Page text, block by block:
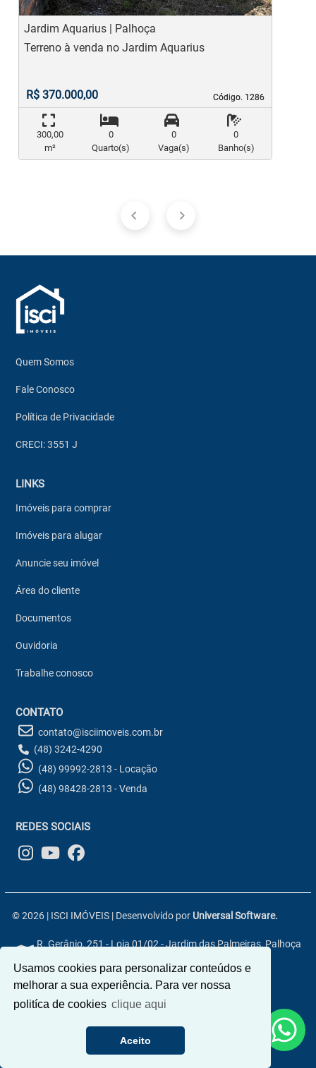
Usamos cookies para personalizar conteúdos e
melhorar a sua experiência. Para ver nossa
politíca de cookies clique aqui
Aceito
Jardim Aquarius | Palhoça
Código. 1286
Código. 1286
Terreno à venda no Jardim Aquarius
R$ 370.000,00
300,00
m²
0
Quarto(s)
0
Vaga(s)
0
Banho(s)
Quem Somos
Fale Conosco
Política de Privacidade
CRECI: 3551 J
LINKS
Imóveis para comprar
Imóveis para alugar
Anuncie seu imóvel
Área do cliente
Documentos
Ouvidoria
Trabalhe conosco
CONTATO
contato@isciimoveis.com.br
(48) 3242-4290
(48) 99992-2813 - Locação
(48) 98428-2813 - Venda
REDES SOCIAIS
© 2026 | ISCI IMÓVEIS | Desenvolvido por Universal Software.
R. Gerânio, 251 - Loja 01/02 - Jardim das Palmeiras, Palhoça